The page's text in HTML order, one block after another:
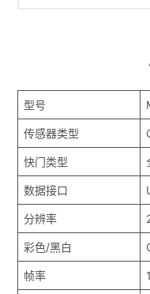
型号
传感器类型
快门类型
数据接口
分辨率
彩色/黑白
帧率